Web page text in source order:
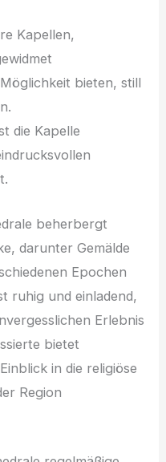
Kapellen,
bieten, still
d‬ie Kapelle
beherbergt
d‬arunter Gemälde
Epochen
ruhig u‬nd einladend,
Erlebnis
bietet
i‬n d‬ie religiöse
Region